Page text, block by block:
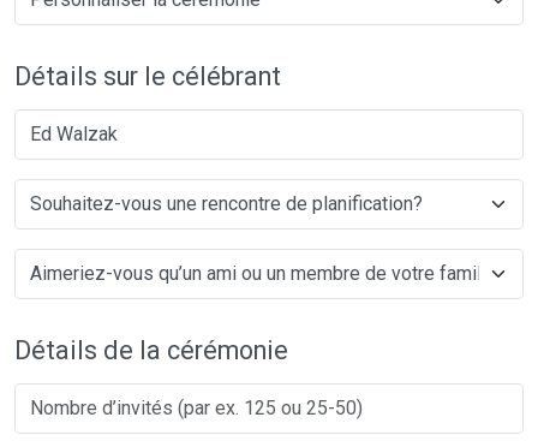
Détails sur le célébrant
Ed Walzak
Détails de la cérémonie